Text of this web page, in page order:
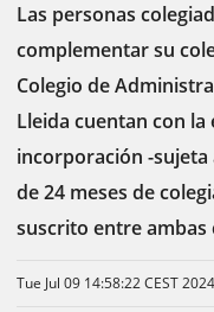
Las personas
complementar su
Colegio de
Lleida cuentan con
incorporación -
de 24 meses de
suscrito entre
Tue Jul 09 14:58:22 CEST 2024